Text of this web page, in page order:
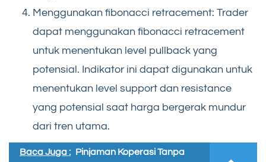
Menggunakan fibonacci retracement: Trader
dapat menggunakan fibonacci retracement
untuk menentukan level pullback yang
potensial. Indikator ini dapat digunakan untuk
menentukan level support dan resistance
yang potensial saat harga bergerak mundur
dari tren utama.
Baca Juga : Pinjaman Koperasi Tanpa